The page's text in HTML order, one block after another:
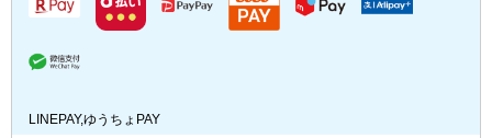
LINEPAY,ゆうちょPAY